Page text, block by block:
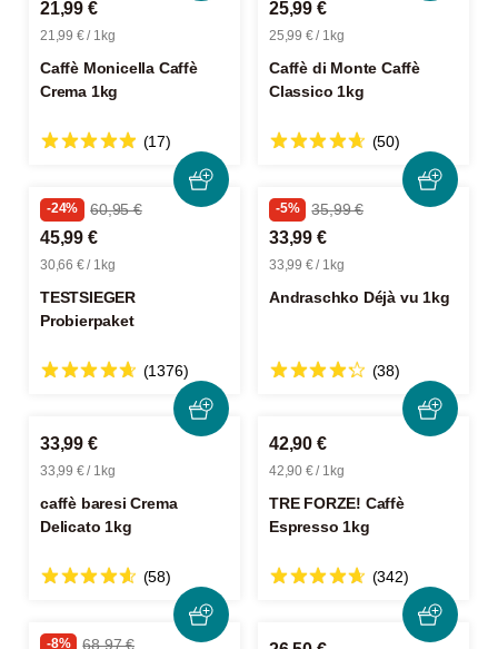
21,99 €
21,99 € / 1kg
Caffè Monicella Caffè
Crema 1kg
(17)
25,99 €
25,99 € / 1kg
Caffè di Monte Caffè
Classico 1kg
(50)
-24% 60,95 €
45,99 €
30,66 € / 1kg
TESTSIEGER
Probierpaket
(1376)
-5% 35,99 €
33,99 €
33,99 € / 1kg
Andraschko Déjà vu 1kg
(38)
33,99 €
33,99 € / 1kg
caffè baresi Crema
Delicato 1kg
(58)
42,90 €
42,90 € / 1kg
TRE FORZE! Caffè
Espresso 1kg
(342)
-8% 68,97 €